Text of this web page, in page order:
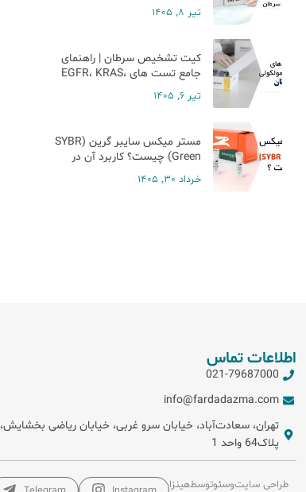
تیر 8, 1405
کیت تشخیص سرطان | راهنمای
جامع تست های EGFR، KRAS،
NRAS، BRAF، ALK و MSI
تیر 6, 1405
مستر میکس سایبر گرین (SYBR
Green) چیست؟ کاربرد آن در
Real-Time PCR
خرداد 30, 1405
اطلاعات تماس
021-79687000
info@fardadazma.com
تهران، سعادت‌آباد، خیابان سرو غربی، خیابان ریاضی بخشایش،
پلاک64 واحد 1
طراحی سایتوسئوتوسطهینزا